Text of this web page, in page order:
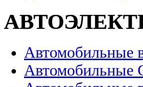
Автомобильные
Автомобильные